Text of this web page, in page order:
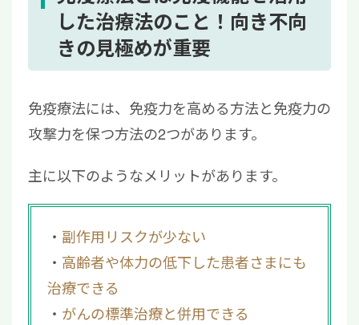
した治療法のこと！向き不向
きの見極めが重要
免疫療法には、免疫力を高める方法と免疫力の
攻撃力を保つ方法の2つがあります。
主に以下のようなメリットがあります。
副作用リスクが少ない
高齢者や体力の低下した患者さまにも
治療できる
がんの標準治療と併用できる